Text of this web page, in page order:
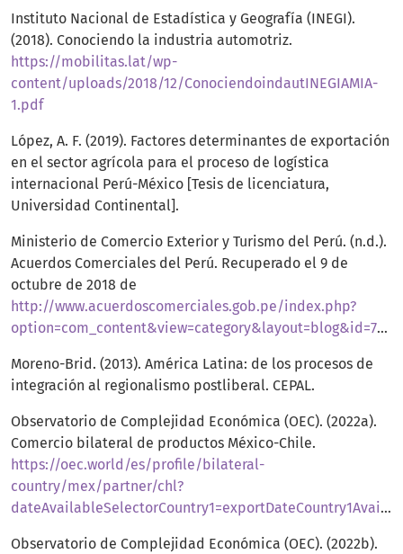
Instituto Nacional de Estadística y Geografía (INEGI).
(2018). Conociendo la industria automotriz.
https://mobilitas.lat/wp-
content/uploads/2018/12/ConociendoindautINEGIAMIA-
1.pdf
López, A. F. (2019). Factores determinantes de exportación
en el sector agrícola para el proceso de logística
internacional Perú-México [Tesis de licenciatura,
Universidad Continental].
Ministerio de Comercio Exterior y Turismo del Perú. (n.d.).
Acuerdos Comerciales del Perú. Recuperado el 9 de
octubre de 2018 de
http://www.acuerdoscomerciales.gob.pe/index.php?
option=com_content&view=category&layout=blog&id=75&Itemid=98
Moreno-Brid. (2013). América Latina: de los procesos de
integración al regionalismo postliberal. CEPAL.
Observatorio de Complejidad Económica (OEC). (2022a).
Comercio bilateral de productos México-Chile.
https://oec.world/es/profile/bilateral-
country/mex/partner/chl?
dateAvailableSelectorCountry1=exportDateCountry1Available16&dynamicBilateralTradeSelector=year2020
Observatorio de Complejidad Económica (OEC). (2022b).